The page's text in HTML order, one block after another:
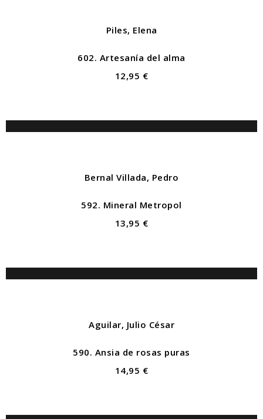
Piles, Elena
602. Artesanía del alma
12,95 €
Bernal Villada, Pedro
592. Mineral Metropol
13,95 €
Aguilar, Julio César
590. Ansia de rosas puras
14,95 €